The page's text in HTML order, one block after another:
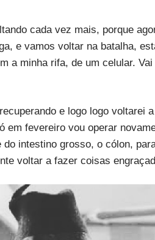
cada vez mais, porque
e vamos voltar na batalha,
a minha rifa, de um celular.
e logo logo voltarei
em fevereiro vou operar
intestino grosso, o cólon,
voltar a fazer coisas